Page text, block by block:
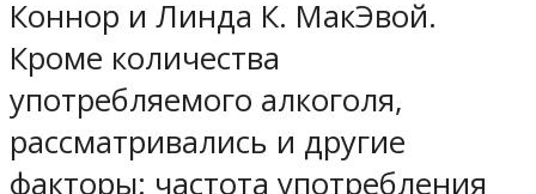
Коннор и Линда К. МакЭвой.
Кроме количества
употребляемого алкоголя,
рассматривались и другие
факторы: частота употребления